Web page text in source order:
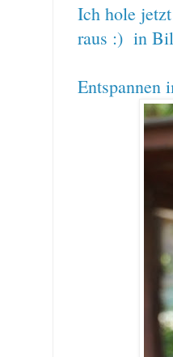
Ich hole
raus :) in
Entspannen